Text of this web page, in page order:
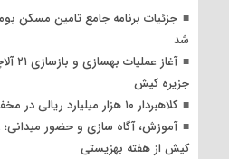
جزئیات برنامه جامع تامین مسکن
شد
آغاز
جزیره کیش
کلاهبردار ۱۰ هزار میلیارد ریالی در مخفیگاهش دستگیر شد
آموزش، آگاه سازی و حضور
کیش از هفته بهزیستی